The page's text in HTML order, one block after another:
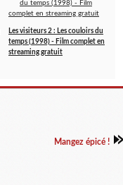
Les visiteurs 2 : Les couloirs du
temps (1998) - Film complet en
streaming gratuit
Mangez épicé !